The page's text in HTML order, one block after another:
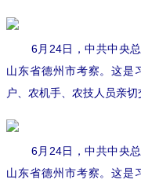
6月24日，中共中央
山东省德州市考察。这是
户、农机手、农技人员亲
6月24日，中共中央
山东省德州市考察。这是